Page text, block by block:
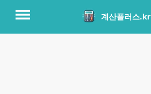
계산플러스.kr